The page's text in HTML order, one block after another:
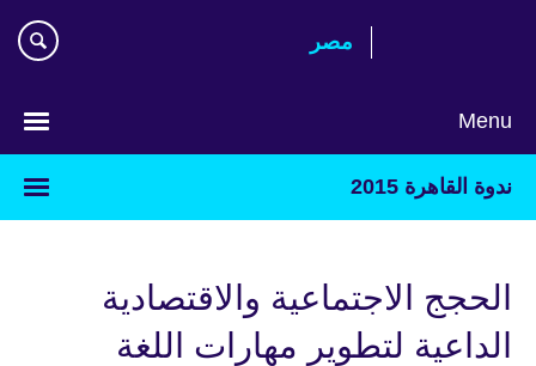
مصر‎
Menu
ندوة القاهرة 2015
الحجج الاجتماعية والاقتصادية
الداعية لتطوير مهارات اللغة